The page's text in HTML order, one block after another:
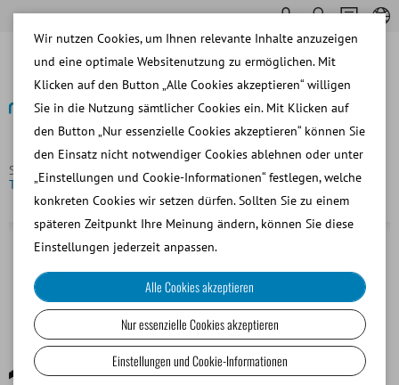
Startseite
Samenanalyse und Laborsoftware
Taumelmischer
Zurück
Wir nutzen Cookies, um Ihnen relevante Inhalte anzuzeigen
und eine optimale Websitenutzung zu ermöglichen. Mit
Klicken auf den Button „Alle Cookies akzeptieren“ willigen
Sie in die Nutzung sämtlicher Cookies ein. Mit Klicken auf
den Button „Nur essenzielle Cookies akzeptieren“ können Sie
den Einsatz nicht notwendiger Cookies ablehnen oder unter
„Einstellungen und Cookie-Informationen“ festlegen, welche
konkreten Cookies wir setzen dürfen. Sollten Sie zu einem
späteren Zeitpunkt Ihre Meinung ändern, können Sie diese
Einstellungen jederzeit anpassen.
Alle Cookies akzeptieren
Nur essenzielle Cookies akzeptieren
Einstellungen und Cookie-Informationen